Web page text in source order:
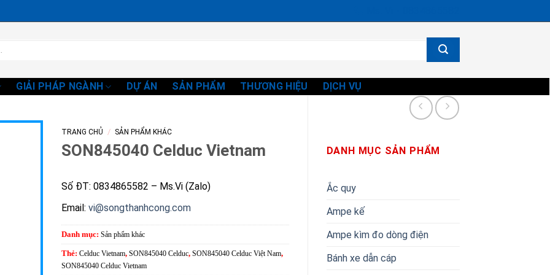
GIẢI PHÁP NGÀNH DỰ ÁN SẢN PHẨM THƯƠNG HIỆU DỊCH VỤ
DANH MỤC SẢN PHẨM
Ắc quy
Ampe kế
Ampe kìm đo dòng điện
Bánh xe dẫn cáp
TRANG CHỦ / SẢN PHẨM KHÁC
SON845040 Celduc Vietnam
Số ĐT: 0834865582 – Ms.Vi (Zalo)
Email: vi@songthanhcong.com
Danh mục: Sản phẩm khác
Thẻ: Celduc Vietnam, SON845040 Celduc, SON845040 Celduc Việt Nam,
SON845040 Celduc Vietnam